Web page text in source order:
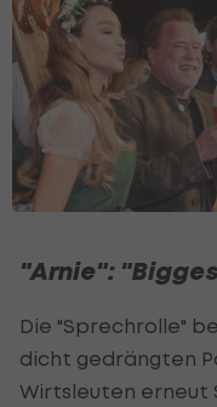
"Arnie":
Die "Sprechrolle"
dicht gedrängten
Wirtsleuten erneut